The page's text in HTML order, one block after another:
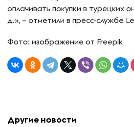
оплачивать покупки в турецких
д.», – отметили в пресс-службе
Фото: изображение от Freepik
Другие новости